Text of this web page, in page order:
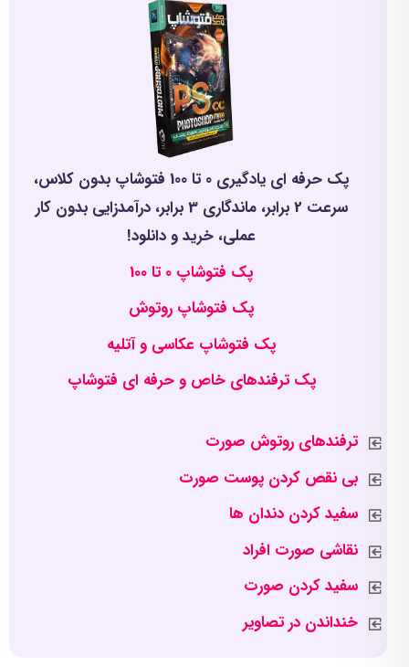
پک حرفه ای یادگیری 0 تا 100 فتوشاپ بدون کلاس،
سرعت 2 برابر، ماندگاری 3 برابر، درآمدزایی بدون کار
عملی، خرید و دانلود!
پک فتوشاپ 0 تا 100
پک فتوشاپ روتوش
پک فتوشاپ عکاسی و آتلیه
پک ترفندهای خاص و حرفه ای فتوشاپ
ترفندهای روتوش صورت
بی نقص کردن پوست صورت
سفید کردن دندان ها
نقاشی صورت افراد
سفید کردن صورت
خنداندن در تصاویر